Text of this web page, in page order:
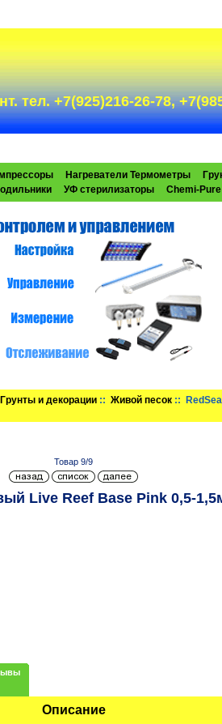
тел. +7(925)216-26-78,
Нагреватели Термометры
УФ стерилизаторы Chemi-Pure
Грунты и декорации ::Живой песок ::
Товар 9/9
Live Reef Base Pink 0,5-
Описание